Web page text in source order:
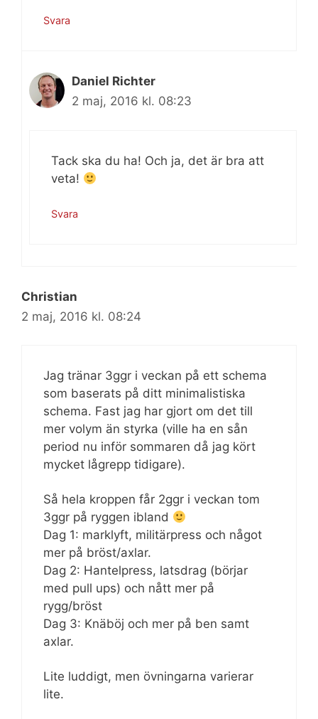
Svara
Daniel Richter
2 maj, 2016 kl. 08:23
Tack ska du ha! Och ja, det är bra att
veta!
Svara
Christian
2 maj, 2016 kl. 08:24
Jag tränar 3ggr i veckan på ett schema
som baserats på ditt minimalistiska
schema. Fast jag har gjort om det till
mer volym än styrka (ville ha en sån
period nu inför sommaren då jag kört
mycket lågrepp tidigare).
Så hela kroppen får 2ggr i veckan tom
3ggr på ryggen ibland
Dag 1: marklyft, militärpress och något
mer på bröst/axlar.
Dag 2: Hantelpress, latsdrag (börjar
med pull ups) och nått mer på
rygg/bröst
Dag 3: Knäböj och mer på ben samt
axlar.
Lite luddigt, men övningarna varierar
lite.